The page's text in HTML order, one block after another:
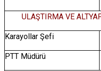
ULAŞTIRMA VE
Karayollar Şefi
PTT Müdürü